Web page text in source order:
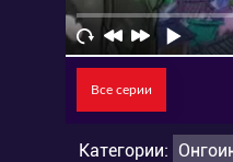
Все серии
Категории: